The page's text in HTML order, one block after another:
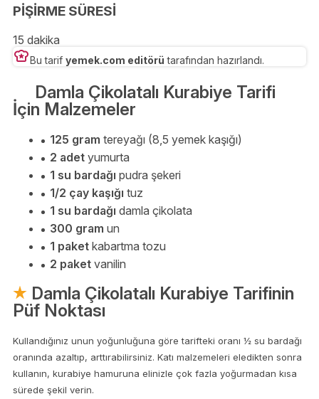
PİŞİRME SÜRESİ
15 dakika
Bu tarif yemek.com editörü tarafından hazırlandı.
Damla Çikolatalı Kurabiye Tarifi
İçin Malzemeler
125 gram tereyağı (8,5 yemek kaşığı)
2 adet yumurta
1 su bardağı pudra şekeri
1/2 çay kaşığı tuz
1 su bardağı damla çikolata
300 gram un
1 paket kabartma tozu
2 paket vanilin
Damla Çikolatalı Kurabiye Tarifinin
Püf Noktası
Kullandığınız unun yoğunluğuna göre tarifteki oranı ½ su bardağı
oranında azaltıp, arttırabilirsiniz. Katı malzemeleri eledikten sonra
kullanın, kurabiye hamuruna elinizle çok fazla yoğurmadan kısa
sürede şekil verin.